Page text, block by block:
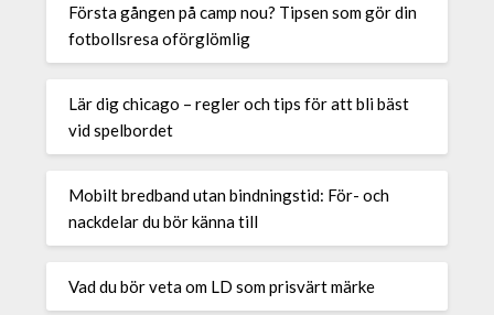
Första gången på camp nou? Tipsen som gör din
fotbollsresa oförglömlig
Lär dig chicago – regler och tips för att bli bäst
vid spelbordet
Mobilt bredband utan bindningstid: För- och
nackdelar du bör känna till
Vad du bör veta om LD som prisvärt märke